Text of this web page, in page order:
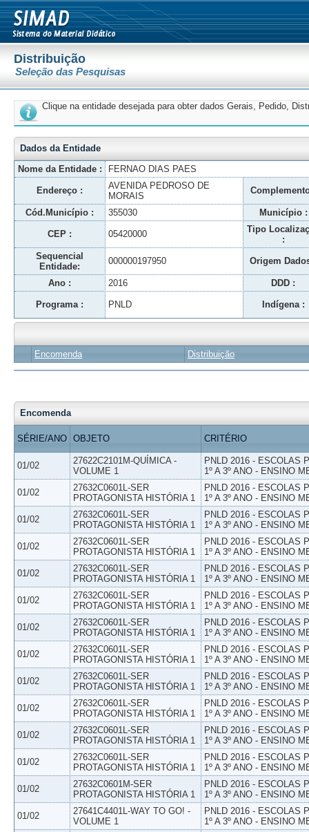
Distribuição
Seleção das Pesquisas
Clique na entidade desejada para obter dados Gerais, Pedido,
Dados da Entidade
Nome da Entidade :
FERNAO DIAS PAES
Endereço :
AVENIDA PEDROSO DE
MORAIS
Cód.Município : 355030 Município :
CEP : 05420000
Tipo
:
Sequencial
Entidade:
000000197950 Origem
Ano : 2016 DDD :
Programa : PNLD Indígena :
Encomenda Distribuição
Encomenda
SÉRIE/ANO OBJETO CRITÉRIO
01/02
27622C2101M-QUÍMICA -
VOLUME 1
PNLD 2016 - ESCOLAS
1º A 3º ANO - ENSINO
01/02
27632C0601L-SER
PROTAGONISTA HISTÓRIA 1
PNLD 2016 - ESCOLAS
1º A 3º ANO - ENSINO
01/02
27632C0601L-SER
PROTAGONISTA HISTÓRIA 1
PNLD 2016 - ESCOLAS
1º A 3º ANO - ENSINO
01/02
27632C0601L-SER
PROTAGONISTA HISTÓRIA 1
PNLD 2016 - ESCOLAS
1º A 3º ANO - ENSINO
01/02
27632C0601L-SER
PROTAGONISTA HISTÓRIA 1
PNLD 2016 - ESCOLAS
1º A 3º ANO - ENSINO
01/02
27632C0601L-SER
PROTAGONISTA HISTÓRIA 1
PNLD 2016 - ESCOLAS
1º A 3º ANO - ENSINO
01/02
27632C0601L-SER
PROTAGONISTA HISTÓRIA 1
PNLD 2016 - ESCOLAS
1º A 3º ANO - ENSINO
01/02
27632C0601L-SER
PROTAGONISTA HISTÓRIA 1
PNLD 2016 - ESCOLAS
1º A 3º ANO - ENSINO
01/02
27632C0601L-SER
PROTAGONISTA HISTÓRIA 1
PNLD 2016 - ESCOLAS
1º A 3º ANO - ENSINO
01/02
27632C0601L-SER
PROTAGONISTA HISTÓRIA 1
PNLD 2016 - ESCOLAS
1º A 3º ANO - ENSINO
01/02
27632C0601L-SER
PROTAGONISTA HISTÓRIA 1
PNLD 2016 - ESCOLAS
1º A 3º ANO - ENSINO
01/02
27632C0601L-SER
PROTAGONISTA HISTÓRIA 1
PNLD 2016 - ESCOLAS
1º A 3º ANO - ENSINO
01/02
27632C0601M-SER
PROTAGONISTA HISTÓRIA 1
PNLD 2016 - ESCOLAS
1º A 3º ANO - ENSINO
01/02
27641C4401L-WAY TO GO! -
VOLUME 1
PNLD 2016 - ESCOLAS
1º A 3º ANO - ENSINO